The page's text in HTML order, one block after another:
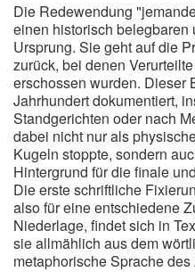
Die Redewendung
einen historisch belegbaren
Ursprung. Sie geht auf die
zurück, bei denen
erschossen wurden. Dieser
Jahrhundert dokumentiert,
Standgerichten oder nach
dabei nicht nur als
Kugeln stoppte, sondern
Hintergrund für die finale
Die erste schriftliche
also für eine entschiedene
Niederlage, findet sich in
sie allmählich aus dem
metaphorische Sprache